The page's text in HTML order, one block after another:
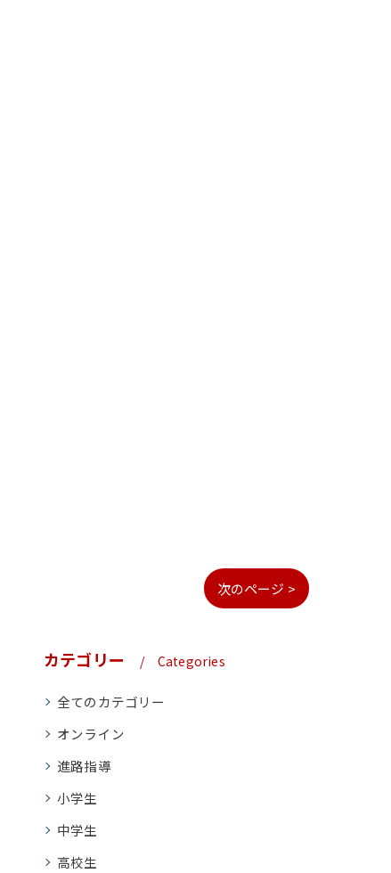
次のページ >
カテゴリー Categories
全てのカテゴリー
オンライン
進路指導
小学生
中学生
高校生